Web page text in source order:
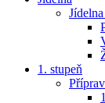
1. stupeň